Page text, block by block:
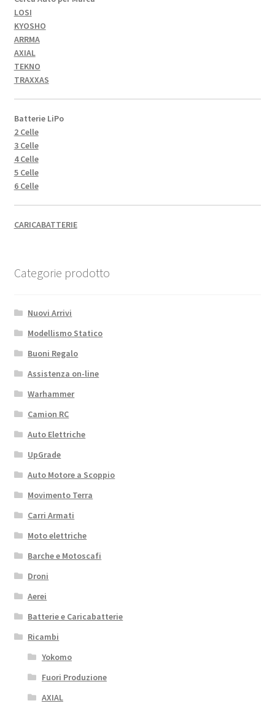
LOSI
KYOSHO
ARRMA
AXIAL
TEKNO
TRAXXAS
Batterie LiPo
2 Celle
3 Celle
4 Celle
5 Celle
6 Celle
CARICABATTERIE
Categorie prodotto
Nuovi Arrivi
Modellismo Statico
Buoni Regalo
Assistenza on-line
Warhammer
Camion RC
Auto Elettriche
UpGrade
Auto Motore a Scoppio
Movimento Terra
Carri Armati
Moto elettriche
Barche e Motoscafi
Droni
Aerei
Batterie e Caricabatterie
Ricambi
Yokomo
Fuori Produzione
AXIAL